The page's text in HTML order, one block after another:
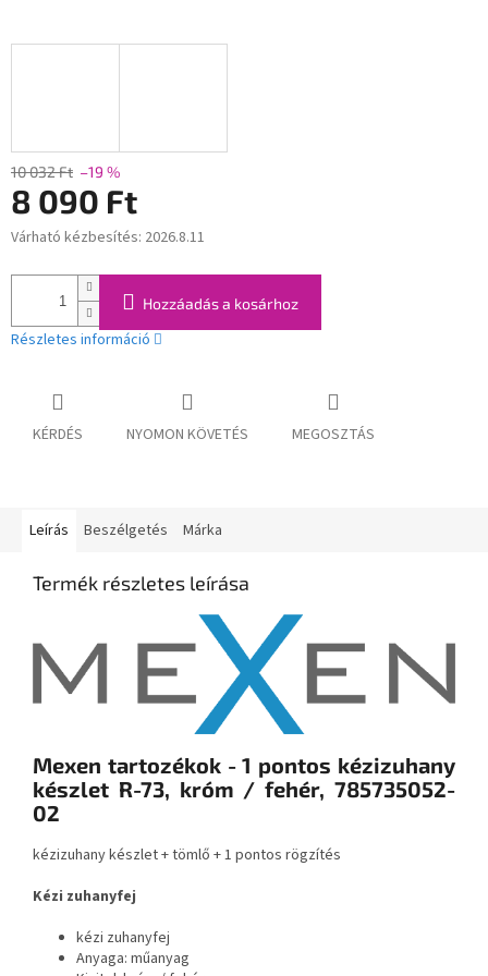
10 032 Ft –19 %
8 090 Ft
Egységár:
Várható kézbesítés: 2026.8.11
Hozzáadás a kosárhoz
Részletes információ
KÉRDÉS NYOMON KÖVETÉS MEGOSZTÁS
Leírás Beszélgetés Márka
Termék részletes leírása
Mexen tartozékok - 1 pontos kézizuhany
készlet R-73, króm / fehér, 785735052-
02
kézizuhany készlet + tömlő + 1 pontos rögzítés
Kézi zuhanyfej
kézi zuhanyfej
Anyaga: műanyag